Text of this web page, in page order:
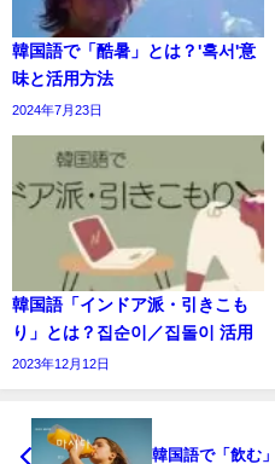
韓国語で「酷暑」とは？'혹서'意
味と活用方法
2024年7月23日
韓国語「インドア派・引きこも
り」とは？집순이／집돌이 活用
2023年12月12日
韓国語で「飲む